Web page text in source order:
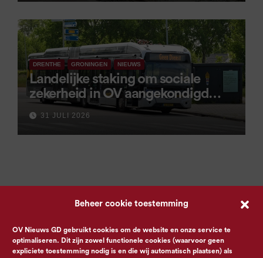
Beheer cookie toestemming
OV Nieuws GD gebruikt cookies om de website en onze service te
optimaliseren. Dit zijn zowel functionele cookies (waarvoor geen
expliciete toestemming nodig is en die wij automatisch plaatsen) als
DRENTHE GRONINGEN NIEUWS
Landelijke staking om sociale
zekerheid in OV aangekondigd
voor 9 september
31 JULI 2026